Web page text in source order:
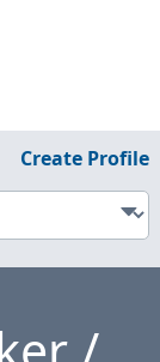
Create Profile